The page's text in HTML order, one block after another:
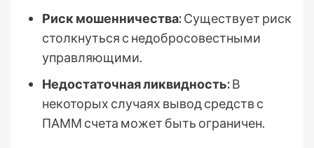
Риск мошенничества:Существует риск
столкнуться с недобросовестными
управляющими.
Недостаточная ликвидность:В
некоторых случаях вывод средств с
ПАММ счета может быть ограничен.